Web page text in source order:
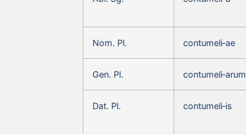
Nom. Pl. contumeli‑ae
Gen. Pl. contumeli‑arum
Dat. Pl. contumeli‑is